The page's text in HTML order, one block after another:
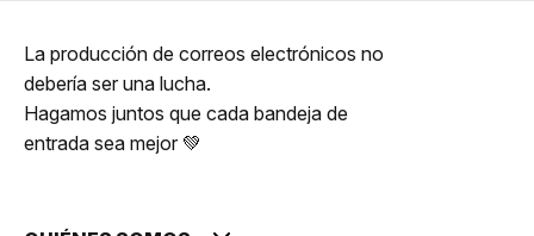
La producción de correos electrónicos no
debería ser una lucha.
Hagamos juntos que cada bandeja de
entrada sea mejor 💚